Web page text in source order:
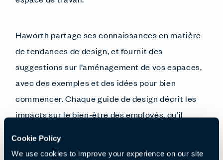
Cookie Policy
We use cookies to improve your experience on our site
Haworth partage ses connaissances en matière
de tendances de design, et fournit des
suggestions sur l’aménagement de vos espaces,
avec des exemples et des idées pour bien
commencer. Chaque guide de design décrit les
impacts sur le bien-être des employés, qu’il